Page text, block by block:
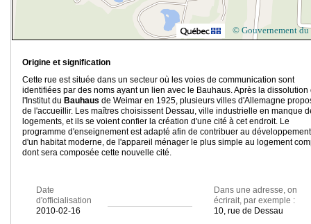
© Gouvernement du
Origine et signification
Cette rue est située dans un secteur où les voies de communication sont
identifiées par des noms ayant un lien avec le Bauhaus. Après la dissolution
l'Institut du Bauhaus de Weimar en 1925, plusieurs villes d'Allemagne
de l'accueillir. Les maîtres choisissent Dessau, ville industrielle en manque
logements, et ils se voient confier la création d'une cité à cet endroit. Le
programme d'enseignement est adapté afin de contribuer au développement
d'un habitat moderne, de l'appareil ménager le plus simple au logement
dont sera composée cette nouvelle cité.
Date
d'officialisation
2010-02-16
Dans une adresse, on
écrirait, par exemple :
10, rue de Dessau